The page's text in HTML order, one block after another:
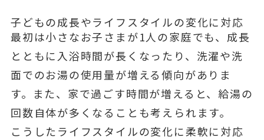
子どもの成長やライフスタイルの変化に対応
最初は小さなお子さまが1人の家庭でも、成長
とともに入浴時間が長くなったり、洗濯や洗
面でのお湯の使用量が増える傾向がありま
す。また、家で過ごす時間が増えると、給湯の
回数自体が多くなることも考えられます。
こうしたライフスタイルの変化に柔軟に対応